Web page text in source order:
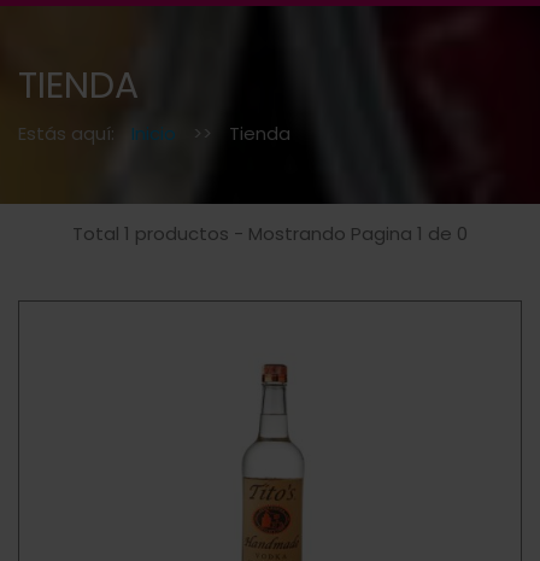
TIENDA
Estás aquí: Inicio >> Tienda
Total 1 productos - Mostrando Pagina 1 de 0